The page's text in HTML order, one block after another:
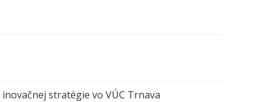
stratégie vo VÚC Trnava